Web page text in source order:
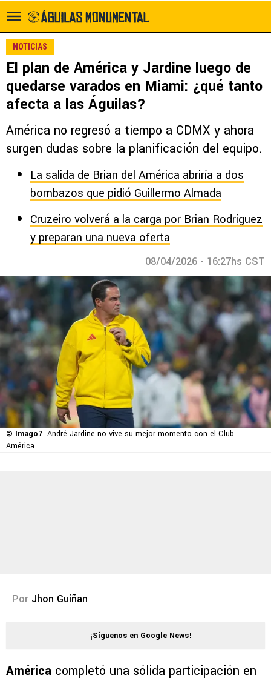
NOTICIAS
El plan de América y Jardine luego de
quedarse varados en Miami: ¿qué tanto
afecta a las Águilas?
América no regresó a tiempo a CDMX y ahora
surgen dudas sobre la planificación del equipo.
La salida de Brian del América abriría a dos
bombazos que pidió Guillermo Almada
Cruzeiro volverá a la carga por Brian Rodríguez
y preparan una nueva oferta
08/04/2026 - 16:27hs CST
© Imago7 André Jardine no vive su mejor momento con el Club
América.
Por Jhon Guiñan
¡Síguenos en Google News!
América completó una sólida participación en